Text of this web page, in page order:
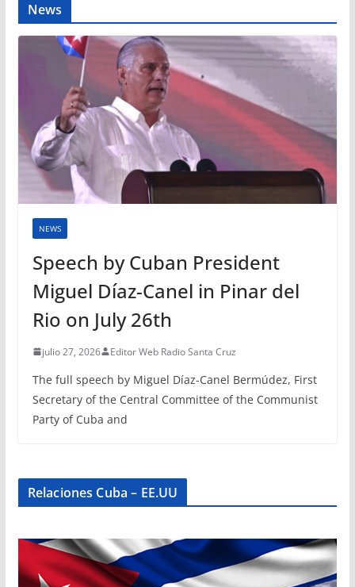
News
NEWS
Speech by Cuban President
Miguel Díaz-Canel in Pinar del
Rio on July 26th
julio 27, 2026 Editor Web Radio Santa Cruz
The full speech by Miguel Díaz-Canel Bermúdez, First
Secretary of the Central Committee of the Communist
Party of Cuba and
Relaciones Cuba – EE.UU